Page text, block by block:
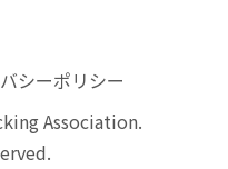
シーポリシー
Association.